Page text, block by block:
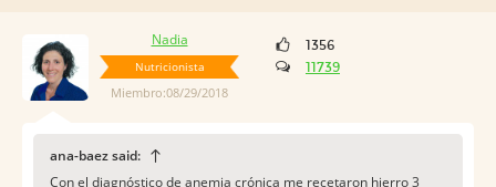
Nadia
Nutricionista
Miembro:08/29/2018
1356
11739
ana-baez said:
Con el diagnóstico de anemia crónica me recetaron hierro 3